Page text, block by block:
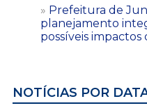
Prefeitura de
planejamento
possíveis impactos
NOTÍCIAS POR